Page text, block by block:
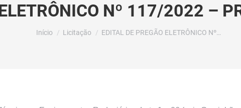
Nº 117/2022 –
Você está aqui:
Início Licitação EDITAL DE PREGÃO ELETRÔNICO Nº…